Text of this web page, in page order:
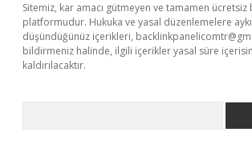
Sitemiz, kar amacı gütmeyen ve tamamen ücretsiz
platformudur. Hukuka ve yasal düzenlemelere
düşündüğünüz içerikleri,
bildirmeniz halinde, ilgili içerikler yasal süre
kaldırılacaktır.